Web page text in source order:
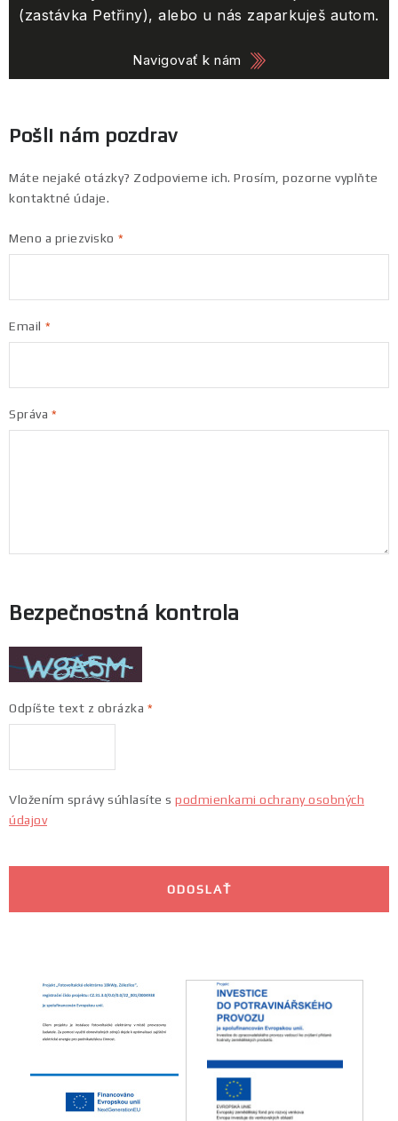
(zastávka Petřiny), alebo u nás zaparkuješ autom.
Navigovať k nám
Pošli nám pozdrav
Máte nejaké otázky? Zodpovieme ich. Prosím, pozorne vyplňte
kontaktné údaje.
Meno a priezvisko
Email
Správa
Bezpečnostná kontrola
Odpíšte text z obrázka
Vložením správy súhlasíte s podmienkami ochrany osobných
údajov
ODOSLAŤ